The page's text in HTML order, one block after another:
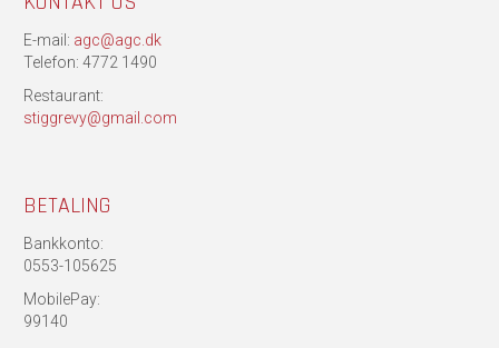
E-mail: agc@agc.dk
Telefon: 4772 1490
Restaurant:
stiggrevy@gmail.com
BETALING
Bankkonto:
0553-105625
MobilePay:
99140